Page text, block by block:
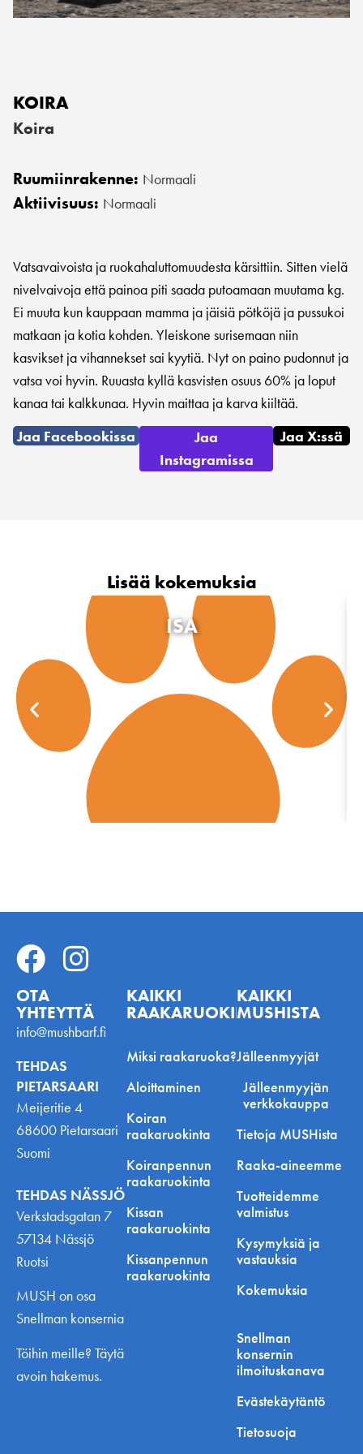
KOIRA
Koira
Ruumiinrakenne: Normaali
Aktiivisuus: Normaali
Vatsavaivoista ja ruokahaluttomuudesta kärsittiin. Sitten vielä
nivelvaivoja että painoa piti saada putoamaan muutama kg.
Ei muuta kun kauppaan mamma ja jäisiä pötköjä ja pussukoi
matkaan ja kotia kohden. Yleiskone surisemaan niin
kasvikset ja vihannekset sai kyytiä. Nyt on paino pudonnut ja
vatsa voi hyvin. Ruuasta kyllä kasvisten osuus 60% ja loput
kanaa tai kalkkunaa. Hyvin maittaa ja karva kiiltää.
Jaa Facebookissa
Jaa
Instagramissa
Jaa X:ssä
Lisää kokemuksia
ISA
OTA
YHTEYTTÄ
info@mushbarf.fi
TEHDAS
PIETARSAARI
Meijeritie 4
68600 Pietarsaari
Suomi
TEHDAS NÄSSJÖ
Verkstadsgatan 7
57134 Nässjö
Ruotsi
MUSH on osa
Snellman konsernia
Töihin meille? Täytä
avoin hakemus.
KAIKKI
RAAKARUOKINNASTA
Miksi raakaruoka?
Aloittaminen
Koiran
raakaruokinta
Koiranpennun
raakaruokinta
Kissan
raakaruokinta
Kissanpennun
raakaruokinta
KAIKKI
MUSHISTA
Jälleenmyyjät
Jälleenmyyjän
verkkokauppa
Tietoja MUSHista
Raaka-aineemme
Tuotteidemme
valmistus
Kysymyksiä ja
vastauksia
Kokemuksia
Snellman
konsernin
ilmoituskanava
Evästekäytäntö
Tietosuoja